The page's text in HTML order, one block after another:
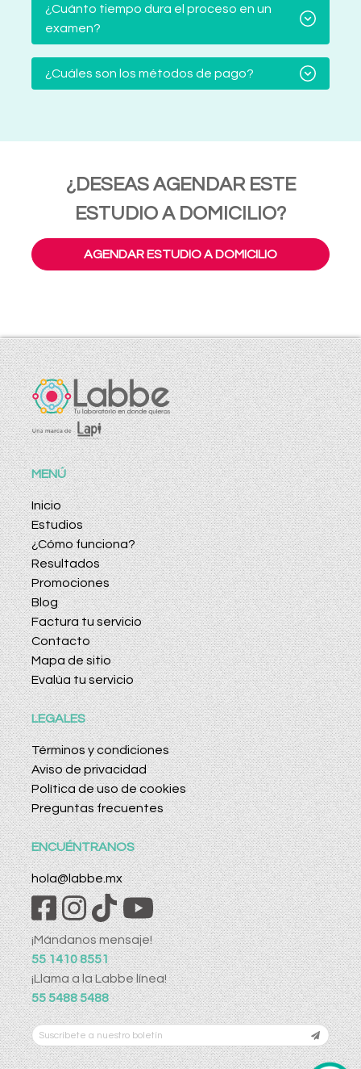
¿Cuánto tiempo dura el proceso en un
examen?
¿Cuáles son los métodos de pago?
¿DESEAS AGENDAR ESTE
ESTUDIO A DOMICILIO?
AGENDAR ESTUDIO A DOMICILIO
MENÚ
Inicio
Estudios
¿Cómo funciona?
Resultados
Promociones
Blog
Factura tu servicio
Contacto
Mapa de sitio
Evalúa tu servicio
LEGALES
Términos y condiciones
Aviso de privacidad
Política de uso de cookies
Preguntas frecuentes
ENCUÉNTRANOS
hola@labbe.mx
¡Mándanos mensaje!
55 1410 8551
¡Llama a la Labbe línea!
55 5488 5488